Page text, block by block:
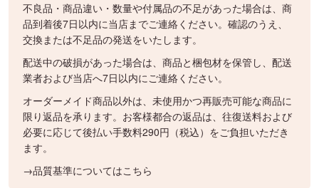
不良品・商品違い・数量や付属品の不足があった場合は、商
品到着後7日以内に当店までご連絡ください。確認のうえ、
交換または不足品の発送をいたします。
配送中の破損があった場合は、商品と梱包材を保管し、配送
業者および当店へ7日以内にご連絡ください。
オーダーメイド商品以外は、未使用かつ再販売可能な商品に
限り返品を承ります。お客様都合の返品は、往復送料および
必要に応じて後払い手数料290円（税込）をご負担いただき
ます。
→品質基準についてはこちら